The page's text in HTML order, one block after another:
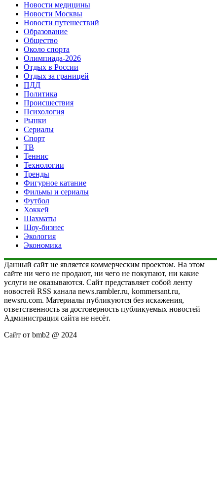
Новости медицины
Новости Москвы
Новости путешествий
Образование
Общество
Около спорта
Олимпиада-2026
Отдых в России
Отдых за границей
ПДД
Политика
Происшествия
Психология
Рынки
Сериалы
Спорт
ТВ
Теннис
Технологии
Тренды
Фигурное катание
Фильмы и сериалы
Футбол
Хоккей
Шахматы
Шоу-бизнес
Экология
Экономика
Данный сайт не является коммерческим проектом. На этом
сайте ни чего не продают, ни чего не покупают, ни какие
услуги не оказываются. Сайт представляет собой ленту
новостей RSS канала news.rambler.ru, kommersant.ru,
newsru.com. Материалы публикуются без искажения,
ответственность за достоверность публикуемых новостей
Администрация сайта не несёт.
Сайт от bmb2 @ 2024